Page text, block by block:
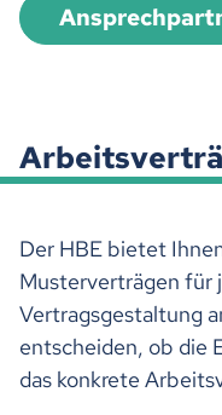
Der HBE bietet
Musterverträgen für
Vertragsgestaltung
entscheiden, ob die
das konkrete